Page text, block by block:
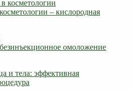
– кислородная
омоложение
и тела: эффективная